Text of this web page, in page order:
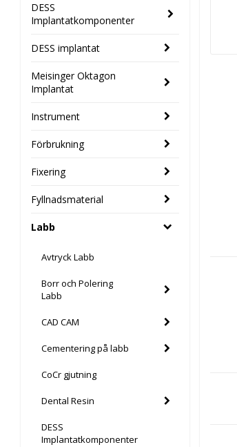
DESS
Implantatkomponenter
DESS implantat
Meisinger Oktagon
Implantat
Instrument
Förbrukning
Fixering
Fyllnadsmaterial
Labb
Avtryck Labb
Borr och Polering
Labb
CAD CAM
Cementering på labb
CoCr gjutning
Dental Resin
DESS
Implantatkomponenter